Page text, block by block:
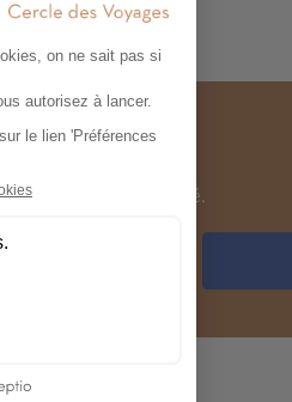
(18)
100% personnalisé.
Vietnam :